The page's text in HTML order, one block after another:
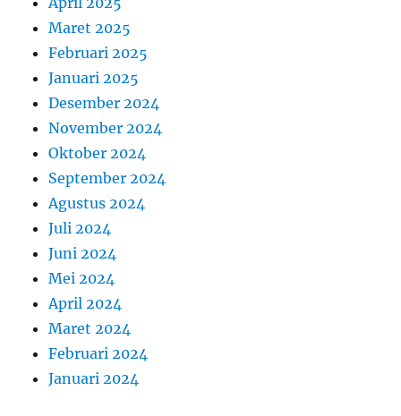
Maret 2025
Februari 2025
Januari 2025
Desember 2024
November 2024
Oktober 2024
September 2024
Agustus 2024
Juli 2024
Juni 2024
Mei 2024
April 2024
Maret 2024
Februari 2024
Januari 2024